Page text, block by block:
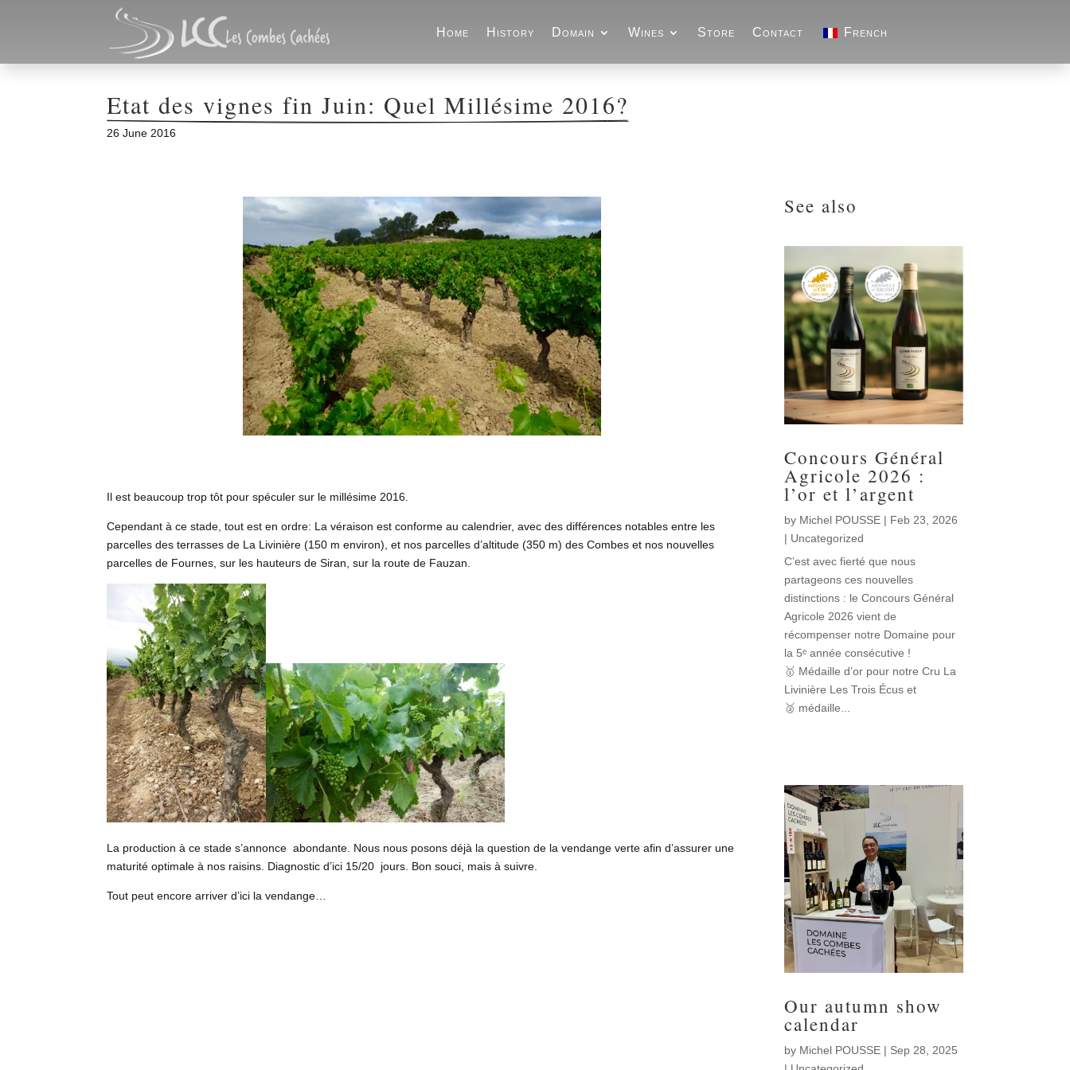
Home History Domain Wines Store Contact French
Etat des vignes fin Juin: Quel Millésime 2016?
26 June 2016
Il est beaucoup trop tôt pour spéculer sur le millésime 2016.
Cependant à ce stade, tout est en ordre: La véraison est conforme au calendrier, avec des différences notables entre les
parcelles des terrasses de La Livinière (150 m environ), et nos parcelles d’altitude (350 m) des Combes et nos nouvelles
parcelles de Fournes, sur les hauteurs de Siran, sur la route de Fauzan.
La production à ce stade s’annonce abondante. Nous nous posons déjà la question de la vendange verte afin d’assurer une
maturité optimale à nos raisins. Diagnostic d’ici 15/20 jours. Bon souci, mais à suivre.
Tout peut encore arriver d’ici la vendange…
See also
Concours Général
Agricole 2026 :
l’or et l’argent
by Michel POUSSE | Feb 23, 2026
| Uncategorized
C’est avec fierté que nous
partageons ces nouvelles
distinctions : le Concours Général
Agricole 2026 vient de
récompenser notre Domaine pour
la 5ᵉ année consécutive !
🥇 Médaille d’or pour notre Cru La
Livinière Les Trois Écus et
🥈 médaille...
Our autumn show
calendar
by Michel POUSSE | Sep 28, 2025